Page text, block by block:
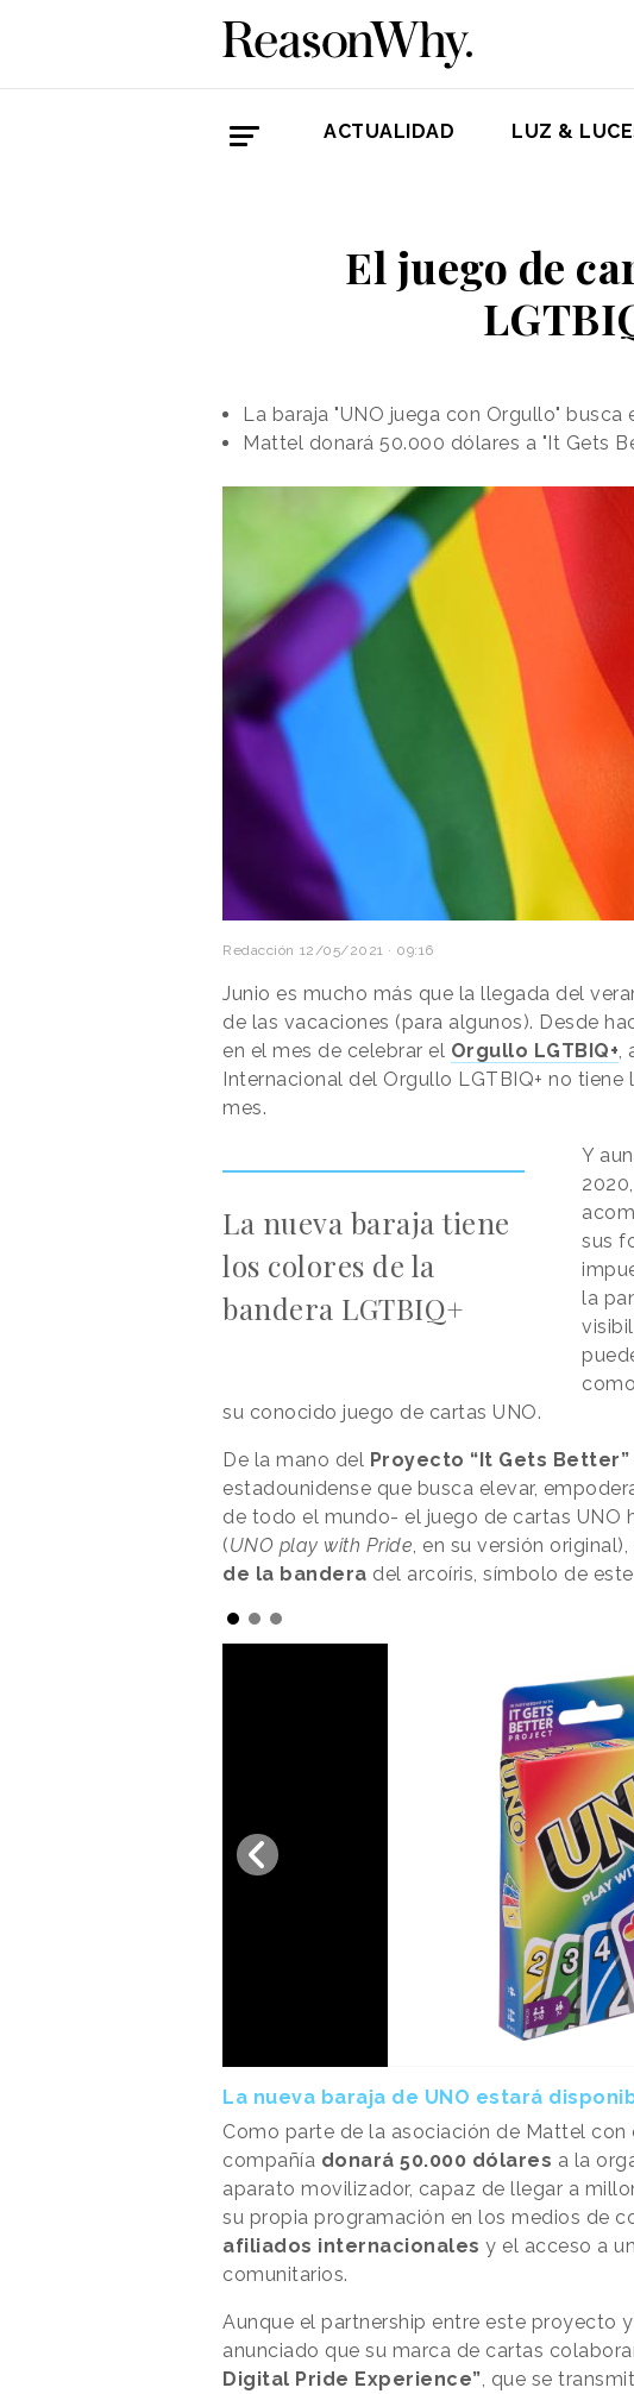
ACTUALIDAD LUZ &
El juego de
La baraja "UNO juega con Orgullo"
Mattel donará 50.000 dólares a "It Gets
Redacción 12/05/2021 · 09:16
Junio es mucho más que la llegada del
de las vacaciones (para algunos). Desde
en el mes de celebrar el Orgullo LGTBIQ+
Internacional del Orgullo LGTBIQ+ no
mes.
La nueva baraja tiene
los colores de la
bandera LGTBIQ+
Y
sus
la
su conocido juego de cartas UNO.
De la mano del Proyecto “It Gets Better”
estadounidense que busca elevar,
de todo el mundo- el juego de cartas UNO
(UNO play with Pride , en su versión
de la bandera del arcoíris, símbolo de
La nueva baraja de UNO estará
Como parte de la asociación de Mattel con
compañía donará 50.000 dólares a la
aparato movilizador, capaz de llegar a
su propia programación en los medios de
afiliados internacionales y el acceso a
comunitarios.
Aunque el partnership entre este proyecto
anunciado que su marca de cartas
Digital Pride Experience”, que se